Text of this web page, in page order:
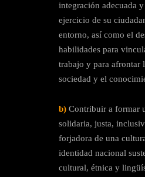
integración adecuada
ejercicio de su
entorno, así como el
habilidades para
trabajo y para afrontar
sociedad y el
b) Contribuir a formar
solidaria, justa,
forjadora de una
identidad nacional
cultural, étnica y